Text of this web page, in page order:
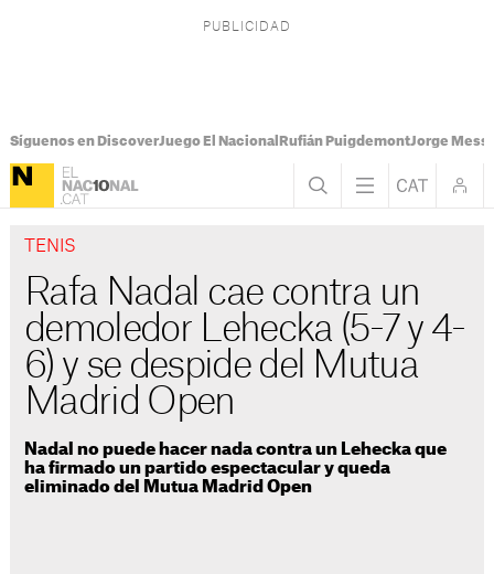
Síguenos en DiscoverJuego El Nacional Rufián PuigdemontJorge Messi
TENIS
Rafa Nadal cae contra un
demoledor Lehecka (5-7 y 4-
6) y se despide del Mutua
Madrid Open
Nadal no puede hacer nada contra un Lehecka que
ha firmado un partido espectacular y queda
eliminado del Mutua Madrid Open